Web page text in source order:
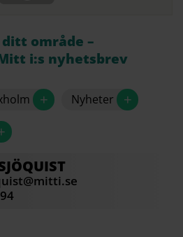
område –
i:s nyhetsbrev
+ Nyheter +